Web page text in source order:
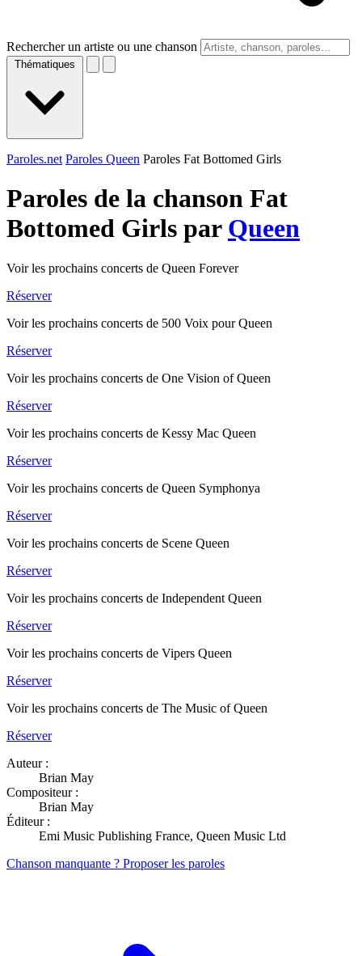
Rechercher un artiste ou une chanson
Thématiques
Paroles.net Paroles Queen Paroles Fat Bottomed Girls
Paroles de la chanson Fat
Bottomed Girls par Queen
Voir les prochains concerts de Queen Forever
Réserver
Voir les prochains concerts de 500 Voix pour Queen
Réserver
Voir les prochains concerts de One Vision of Queen
Réserver
Voir les prochains concerts de Kessy Mac Queen
Réserver
Voir les prochains concerts de Queen Symphonya
Réserver
Voir les prochains concerts de Scene Queen
Réserver
Voir les prochains concerts de Independent Queen
Réserver
Voir les prochains concerts de Vipers Queen
Réserver
Voir les prochains concerts de The Music of Queen
Réserver
Auteur :
Brian May
Compositeur :
Brian May
Éditeur :
Emi Music Publishing France, Queen Music Ltd
Chanson manquante ? Proposer les paroles